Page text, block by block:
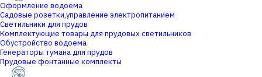
Оформление водоема
Садовые розетки,управление электропитанием
Светильники для прудов
Комплектующие товары для прудовых светильников
Обустройство водоема
Генераторы тумана для прудов
Прудовые фонтанные комплекты